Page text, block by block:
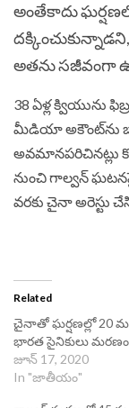
అంతేకాదు
అత‌ను స‌జీవంగా
38 ఏళ్ల క్వియును
మీడియా అకౌంట్‌ను
అవ‌మాన‌ప‌రిచిన‌ట్లు
నుంచి గాల్వ‌న్
వ‌ర‌కు చైనా అరెస్టు
Related
చైనాతో ఘర్షణల్లో 20
భారత సైనికులు మరణం
జూన్ 17, 2020
In "జాతీయం"